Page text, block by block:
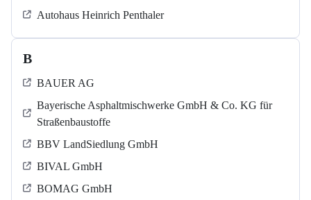
Autohaus Heinrich Penthaler
B
BAUER AG
Bayerische Asphaltmischwerke GmbH & Co. KG für
Straßenbaustoffe
BBV LandSiedlung GmbH
BIVAL GmbH
BOMAG GmbH